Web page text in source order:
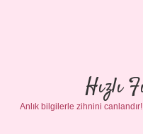
Hızlı
Anlık bilgilerle zihnini canlandır!